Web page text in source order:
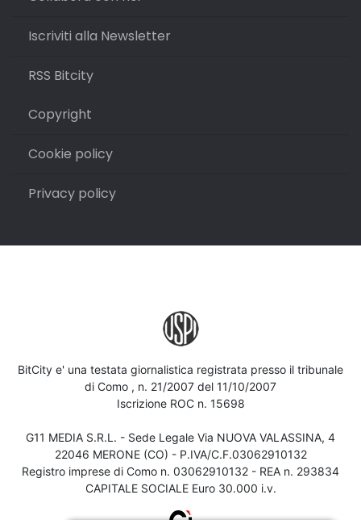
Iscriviti alla Newsletter
RSS Bitcity
Copyright
Cookie policy
Privacy policy
BitCity e' una testata giornalistica registrata presso il tribunale
di Como , n. 21/2007 del 11/10/2007
Iscrizione ROC n. 15698
G11 MEDIA S.R.L. - Sede Legale Via NUOVA VALASSINA, 4
22046 MERONE (CO) - P.IVA/C.F.03062910132
Registro imprese di Como n. 03062910132 - REA n. 293834
CAPITALE SOCIALE Euro 30.000 i.v.